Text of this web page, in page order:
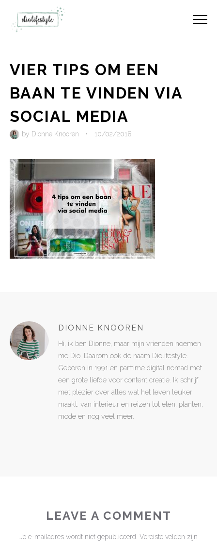
VIER TIPS OM EEN
BAAN TE VINDEN VIA
SOCIAL MEDIA
by Dionne Knooren • 10/02/2018
DIONNE KNOOREN
Hi, ik ben Dionne, maar mijn vrienden noemen
me Dio. Daarom ook de naam Diolifestyle.
Geboren in 1991 en parttime digital nomad met
een grote liefde voor content creatie. Ik schrijf
met plezier over alles wat het leven leuker
maakt: van interieur en reizen tot eten, planten,
mode en nog veel meer.
LEAVE A COMMENT
Je e-mailadres wordt niet gepubliceerd. Vereiste velden zijn